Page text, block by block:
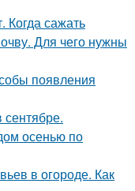
Когда сажать
Для чего нужны
появления
осенью по
в огороде. Как